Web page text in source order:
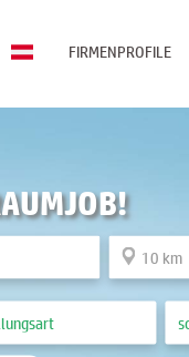
FIRMENPROFILE